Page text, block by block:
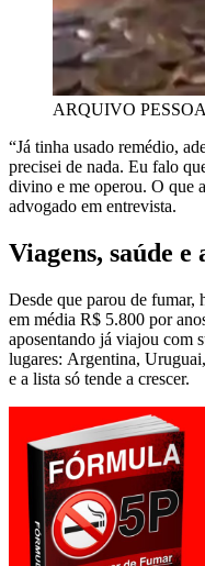
ARQUIVO
“Já tinha usado remédio,
precisei de nada. Eu falo
divino e me operou. O que
advogado em entrevista.
Viagens, saúde e
Desde que parou de fumar,
em média R$ 5.800 por
aposentando já viajou com
lugares: Argentina,
e a lista só tende a crescer.